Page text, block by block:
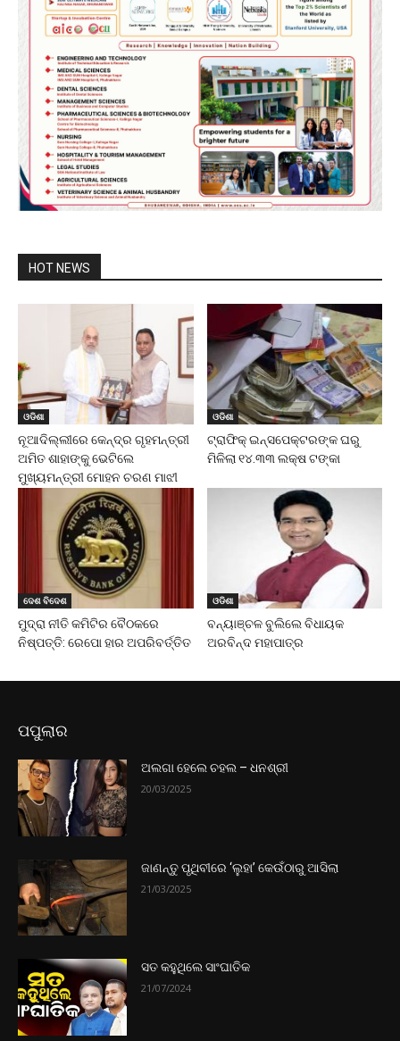
HOT NEWS
ଓଡିଶା
ନୂଆଦିଲ୍ଲୀରେ କେନ୍ଦ୍ର ଗୃହମନ୍ତ୍ରୀ
ଅମିତ ଶାହାଙ୍କୁ ଭେଟିଲେ
ମୁଖ୍ୟମନ୍ତ୍ରୀ ମୋହନ ଚରଣ ମାଝୀ
ଓଡିଶା
ଟ୍ରାଫିକ୍ ଇନ୍ସପେକ୍ଟରଙ୍କ ଘରୁ
ମିଳିଲା ୧୪.୩୩ ଲକ୍ଷ ଟଙ୍କା
ଦେଶ ବିଦେଶ
ମୁଦ୍ରା ନୀତି କମିଟିର ବୈଠକରେ
ନିଷ୍ପତ୍ତି: ରେପୋ ହାର ଅପରିବର୍ତ୍ତିତ
ଓଡିଶା
ବନ୍ୟାଞ୍ଚଳ ବୁଲିଲେ ବିଧାୟକ
ଅରବିନ୍ଦ ମହାପାତ୍ର
ପପୁଲାର
ଅଲଗା ହେଲେ ଚହଲ – ଧନଶ୍ରୀ
20/03/2025
ଜାଣନ୍ତୁ ପୃଥିବୀରେ ‘ଲୁହା’ କେଉଁଠାରୁ ଆସିଲା
21/03/2025
ସତ କହୁଥିଲେ ସାଂଘାତିକ
21/07/2024